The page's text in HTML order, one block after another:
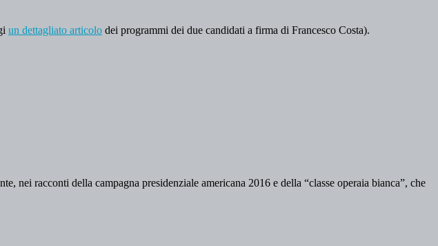
un dettagliato articolo dei programmi dei due candidati a firma di Francesco Costa).
nei racconti della campagna presidenziale americana 2016 e della “classe operaia bianca”, che